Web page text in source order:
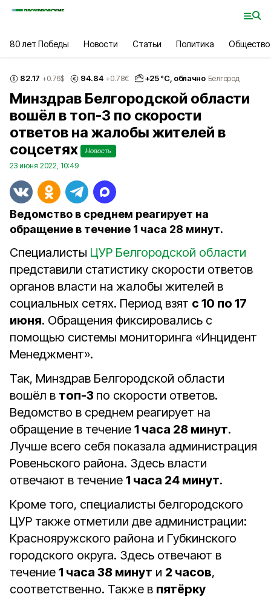
80 лет Победы Новости Статьи Политика Общество
82.17 +0.76$ 94.84 +0.78€ +25°С, облачно Белгород
Минздрав Белгородской области
вошёл в топ-3 по скорости
ответов на жалобы жителей в
соцсетях
Новость
23 июня 2022, 10:49
Ведомство в среднем реагирует на
обращение в течение 1 часа 28 минут.
Специалисты ЦУР Белгородской области
представили статистику скорости ответов
органов власти на жалобы жителей в
социальных сетях. Период взят с 10 по 17
июня. Обращения фиксировались с
помощью системы мониторинга «Инцидент
Менеджмент».
Так, Минздрав Белгородской области
вошёл в топ-3 по скорости ответов.
Ведомство в среднем реагирует на
обращение в течение 1 часа 28 минут.
Лучше всего себя показала администрация
Ровеньского района. Здесь власти
отвечают в течение 1 часа 24 минут.
Кроме того, специалисты белгородского
ЦУР также отметили две администрации:
Краснояружского района и Губкинского
городского округа. Здесь отвечают в
течение 1 часа 38 минут и 2 часов,
соответственно. Также в пятёрку